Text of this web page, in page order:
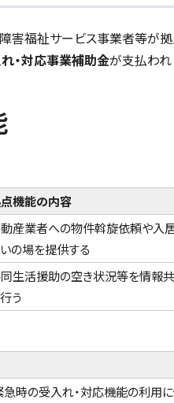
害福祉サービス事業者等が
・対応事業補助金が支払われ
機能の内容
産業者への物件斡旋依頼や入
の場を提供する
生活援助の空き状況等を情報共
う
急時の受入れ・対応機能の利用